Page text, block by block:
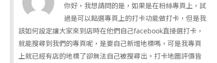
你好，我想請問的是，如果是在粉絲專頁上，試
過是可以點選專頁上的打卡功能做打卡，但是我
該如何設定讓大家來到店時在他們自己facebook直接選打卡，
就能搜尋到我們的專頁呢，是要自己新增地標嗎，可是我專頁
上就已經有店的地標了卻無法自己被搜尋出。打卡地圖評價皆